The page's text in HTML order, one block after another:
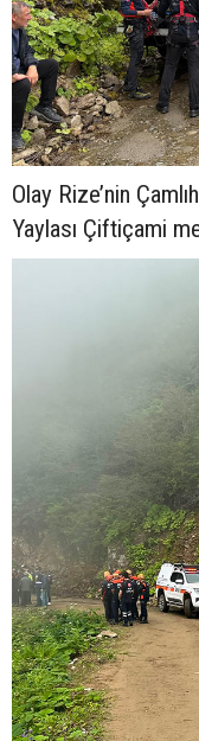
Olay Rize’nin
Yaylası Çiftiçami